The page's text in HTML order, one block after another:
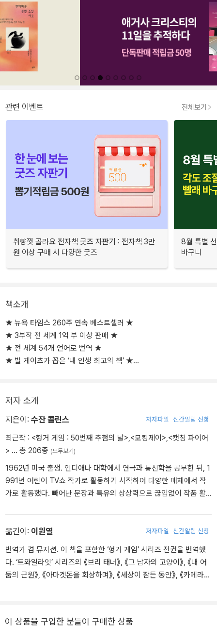
관련 이벤트 전체보기
취향껏 골라요 전자책 굿즈 자판기 : 전자책 3만
원 이상 구매 시 다양한 굿즈
8월 특별
바구니
책소개
★ 뉴욕 타임스 260주 연속 베스트셀러 ★
★ 3부작 전 세계 1억 부 이상 판매 ★
★ 전 세계 54개 언어로 번역 ★
★ 빌 게이츠가 꼽은 ‘내 인생 최고의 책’ ★
스물네 명 중 단 한 명만 살아남는다!
Rules
하나, 모든 과정은 24시간 TV로 생중계된다.
셋, 한 명만 살아남을 때까지 경기는 계속된다.
캐피톨은 독재정치를 유지하기 위해 각 구역에서 스물네 명의 십대
소년소녀를 추첨으로 뽑은 뒤, 경기장에 가두어 서로 죽고 죽이게 한
다. 더욱 더 잔혹한 점은 이 모든 과정이 24시간 TV로 생중계되며 캐
피톨 시민 최고의 오락거리가 된다는 것. 『헝거 게임』의 탄탄한 스토
저자 소개
지은이: 수잔 콜린스 저자파일 신간알림 신청
최근작 : <헝거 게임 : 50번째 추첨의 날> <모킹제이> <캣칭 파이어
> … 총 206종 (모두보기)
1962년 미국 출생. 인디애나 대학에서 연극과 통신학을 공부한 뒤, 1
991년 어린이 TV쇼 작가로 활동하기 시작하여 다양한 매체에서 작
가로 활동했다. 빼어난 문장과 특유의 상상력으로 끊임없이 작품 활
는 뛰어난 작가로 우뚝 선 그녀는, 스릴 넘치는 모험과 서스펜스에 결
특히 《헝거 게임》은 수많은 동료 작가와 미디어의 찬사를 한 몸에 받
았으며 스티븐 킹은 ‘손에서 놓을 수 없는 중독성 강한 비범한 소
설!’이라고 격찬했다. 〈타임〉에서 ‘2010년 세계에서 가장 영향력 있는
문장으로 독보적 인기를 누리는 작가는 현재 미국 코네티컷에서 가족
옮긴이: 이원열 저자파일 신간알림 신청
번역가 겸 뮤지션. 이 책을 포함한 ‘헝거 게임’ 시리즈 전권을 번역했
다. ‘트와일라잇’ 시리즈의 《브리 태너》, 《그 남자의 고양이》, 《내 어
둠의 근원》, 《아마겟돈을 회상하며》, 《세상이 잠든 동안》, 《카메라를
이 상품을 구입한 분들이 구매한 상품